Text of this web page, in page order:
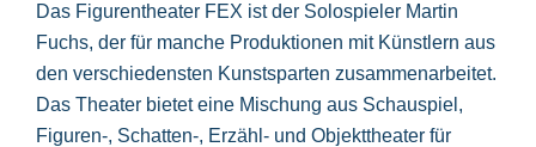
Das Figurentheater FEX ist der Solospieler Martin
Fuchs, der für manche Produktionen mit Künstlern aus
den verschiedensten Kunstsparten zusammenarbeitet.
Das Theater bietet eine Mischung aus Schauspiel,
Figuren-, Schatten-, Erzähl- und Objekttheater für